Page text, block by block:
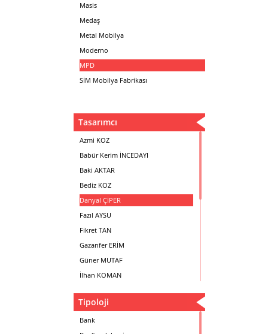
Masis
Medaş
Metal Mobilya
Moderno
MPD
SİM Mobilya Fabrikası
Tasarımcı
Azmi KOZ
Babür Kerim İNCEDAYI
Baki AKTAR
Bediz KOZ
Danyal ÇİPER
Fazıl AYSU
Fikret TAN
Gazanfer ERİM
Güner MUTAF
İlhan KOMAN
Metin Atabey ATA
Minas BOYACIYAN
Tipoloji
Bank